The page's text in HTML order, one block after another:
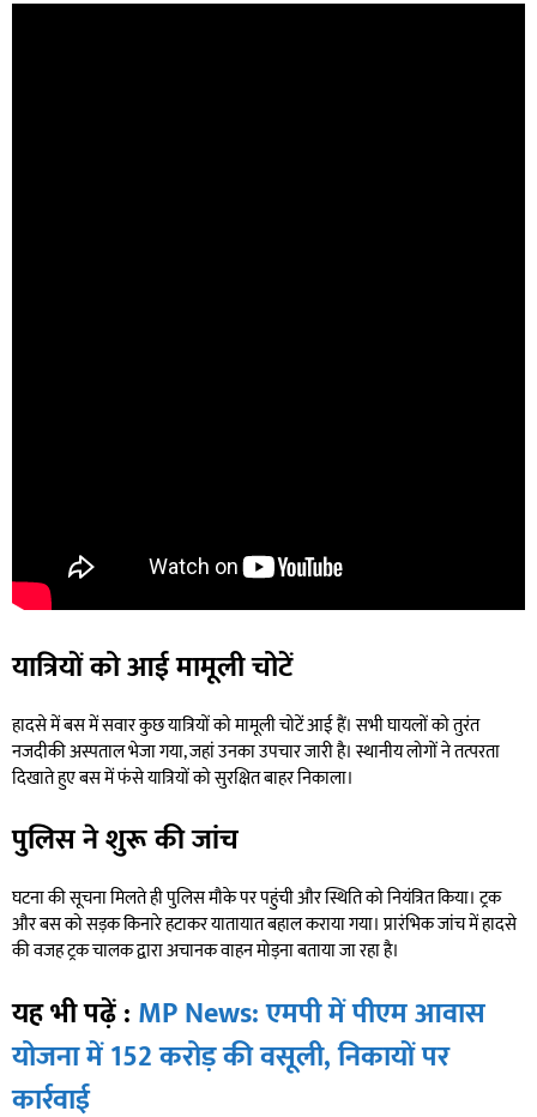
यात्रियों को आई मामूली चोटें
हादसे में बस में सवार कुछ यात्रियों को मामूली चोटें आई हैं। सभी घायलों को तुरंत
नजदीकी अस्पताल भेजा गया, जहां उनका उपचार जारी है। स्थानीय लोगों ने तत्परता
दिखाते हुए बस में फंसे यात्रियों को सुरक्षित बाहर निकाला।
पुलिस ने शुरू की जांच
घटना की सूचना मिलते ही पुलिस मौके पर पहुंची और स्थिति को नियंत्रित किया। ट्रक
और बस को सड़क किनारे हटाकर यातायात बहाल कराया गया। प्रारंभिक जांच में हादसे
की वजह ट्रक चालक द्वारा अचानक वाहन मोड़ना बताया जा रहा है।
यह भी पढ़ें : MP News: एमपी में पीएम आवास
योजना में 152 करोड़ की वसूली, निकायों पर
कार्रवाई